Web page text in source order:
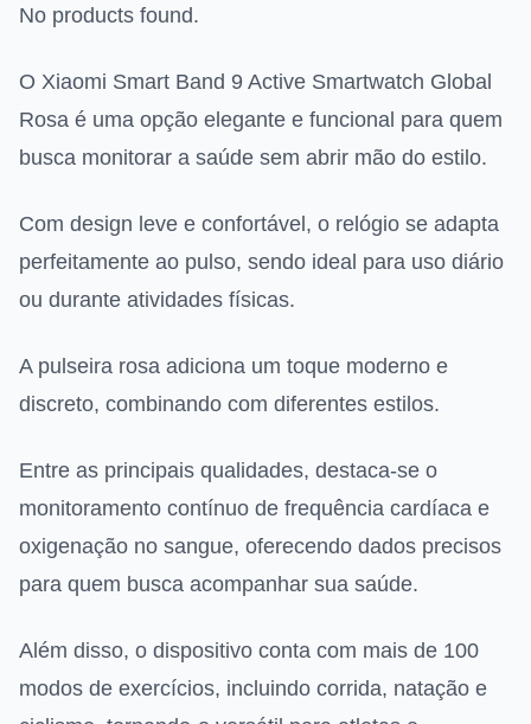
No products found.
O Xiaomi Smart Band 9 Active Smartwatch Global
Rosa é uma opção elegante e funcional para quem
busca monitorar a saúde sem abrir mão do estilo.
Com design leve e confortável, o relógio se adapta
perfeitamente ao pulso, sendo ideal para uso diário
ou durante atividades físicas.
A pulseira rosa adiciona um toque moderno e
discreto, combinando com diferentes estilos.
Entre as principais qualidades, destaca-se o
monitoramento contínuo de frequência cardíaca e
oxigenação no sangue, oferecendo dados precisos
para quem busca acompanhar sua saúde.
Além disso, o dispositivo conta com mais de 100
modos de exercícios, incluindo corrida, natação e